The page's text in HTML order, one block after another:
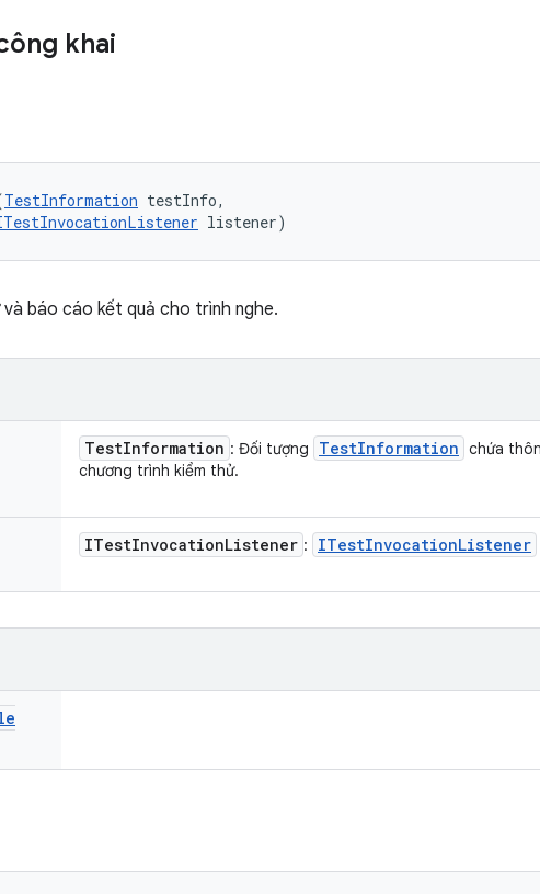
khai
TestInformation testInfo,
listener)
báo cáo kết quả cho trình nghe.
TestInformation : Đối tượng TestInformation chứa
chương trình kiểm thử.
ITestInvocationListener : ITestInvocationListener